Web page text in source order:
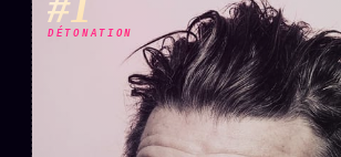
DÉTONATION